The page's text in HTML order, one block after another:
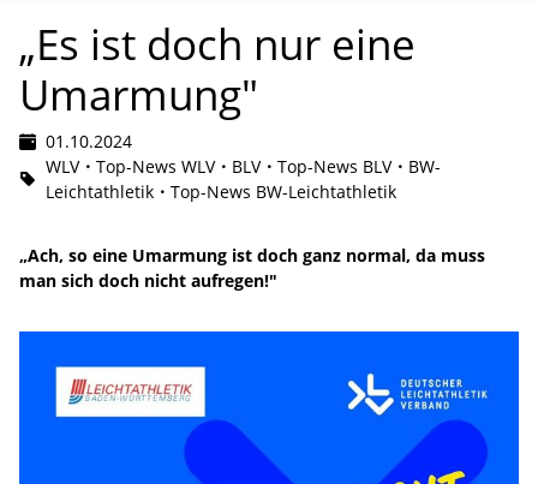
„Es ist doch nur eine
Umarmung"
01.10.2024
WLV
Top-News WLV BLV Top-News BLV
BW-
Leichtathletik
Top-News BW-Leichtathletik
„Ach, so eine Umarmung ist doch ganz normal, da muss
man sich doch nicht aufregen!"